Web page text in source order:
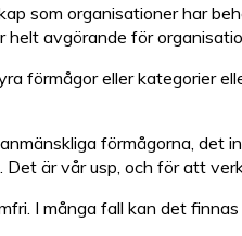
som organisationer har
avgörande för
förmågor eller kategorier
förmågorna,
är vår usp, och för att
I många fall kan det